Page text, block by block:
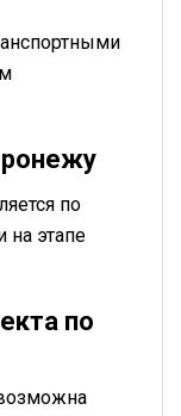
по
на этапе
по